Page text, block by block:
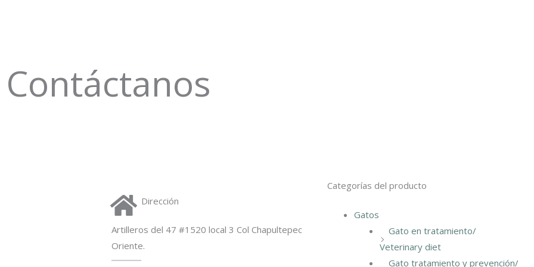
Contáctanos
Dirección
Artilleros del 47 #1520 local 3 Col Chapultepec
Oriente.
Categorías del producto
Gatos
Gato en tratamiento/
Veterinary diet
Gato tratamiento y prevención/